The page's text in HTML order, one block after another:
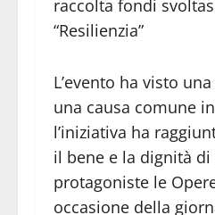
raccolta fondi
“Resilienzia”
L’evento ha visto
una causa comune
l’iniziativa ha
il bene e la dignità di
protagoniste le
occasione della